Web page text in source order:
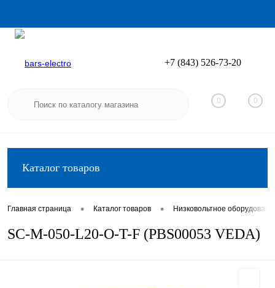
Вход
+7 (843) 526-73-20
0 0
Каталог товаров
Главная страница • Каталог товаров • Низковольтное
SC-M-050-L20-O-T-F (PBS00053 VEDA)